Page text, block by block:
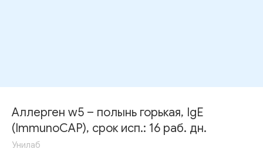
Аллерген w5 – полынь горькая, IgE
(ImmunoCAP), срок исп.: 16 раб. дн.
Унилаб